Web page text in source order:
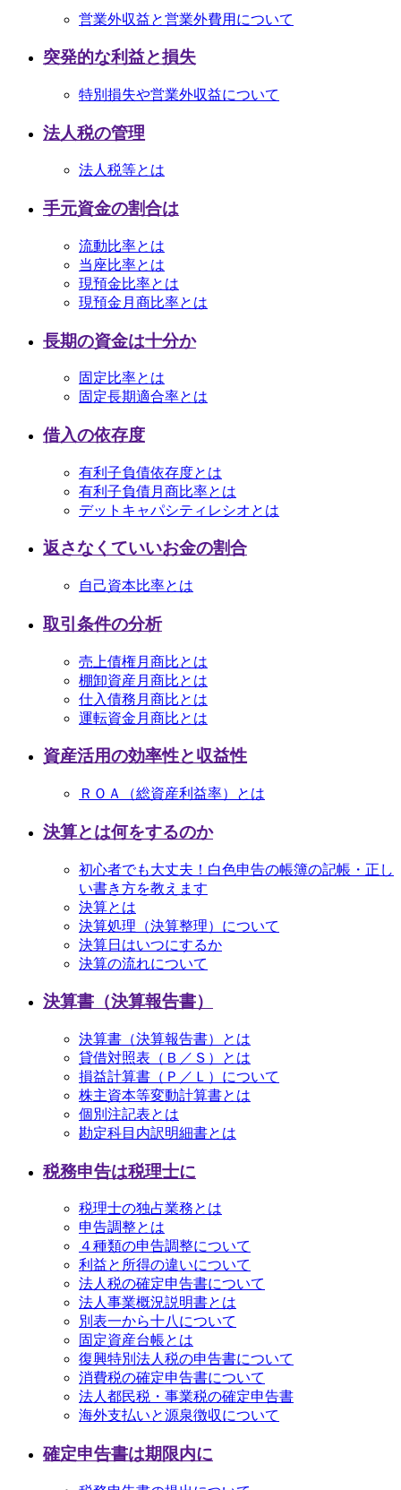
営業外収益と営業外費用について
突発的な利益と損失
特別損失や営業外収益について
法人税の管理
法人税等とは
手元資金の割合は
流動比率とは
当座比率とは
現預金比率とは
現預金月商比率とは
長期の資金は十分か
固定比率とは
固定長期適合率とは
借入の依存度
有利子負債依存度とは
有利子負債月商比率とは
デットキャパシティレシオとは
返さなくていいお金の割合
自己資本比率とは
取引条件の分析
売上債権月商比とは
棚卸資産月商比とは
仕入債務月商比とは
運転資金月商比とは
資産活用の効率性と収益性
ＲＯＡ（総資産利益率）とは
決算とは何をするのか
初心者でも大丈夫！白色申告の帳簿の記帳・正し
い書き方を教えます
決算とは
決算処理（決算整理）について
決算日はいつにするか
決算の流れについて
決算書（決算報告書）
決算書（決算報告書）とは
貸借対照表（Ｂ／Ｓ）とは
損益計算書（Ｐ／Ｌ）について
株主資本等変動計算書とは
個別注記表とは
勘定科目内訳明細書とは
税務申告は税理士に
税理士の独占業務とは
申告調整とは
４種類の申告調整について
利益と所得の違いについて
法人税の確定申告書について
法人事業概況説明書とは
別表一から十八について
固定資産台帳とは
復興特別法人税の申告書について
消費税の確定申告書について
法人都民税・事業税の確定申告書
海外支払いと源泉徴収について
確定申告書は期限内に